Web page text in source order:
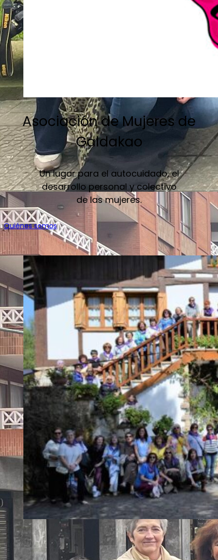
Asociación de Mujeres de
Galdakao
Un lugar para el autocuidado, el
desarrollo personal y colectivo
de las mujeres.
Quiénes somos